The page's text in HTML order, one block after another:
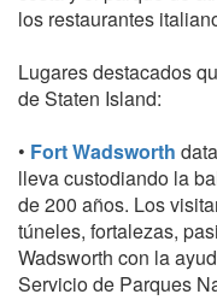
los restaurantes
Lugares destacados
de Staten Island:
• Fort Wadsworth
lleva custodiando la
de 200 años. Los
túneles, fortalezas,
Wadsworth con la
Servicio de Parques